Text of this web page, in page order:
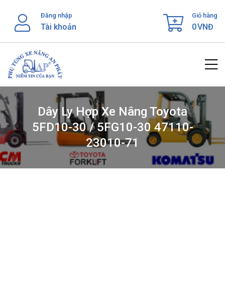
content
Đăng nhập
Tài khoản
Giỏ hàng
0VNĐ
Dây Ly Hợp Xe Nâng Toyota
5FD10-30 / 5FG10-30 47110-
23010-71